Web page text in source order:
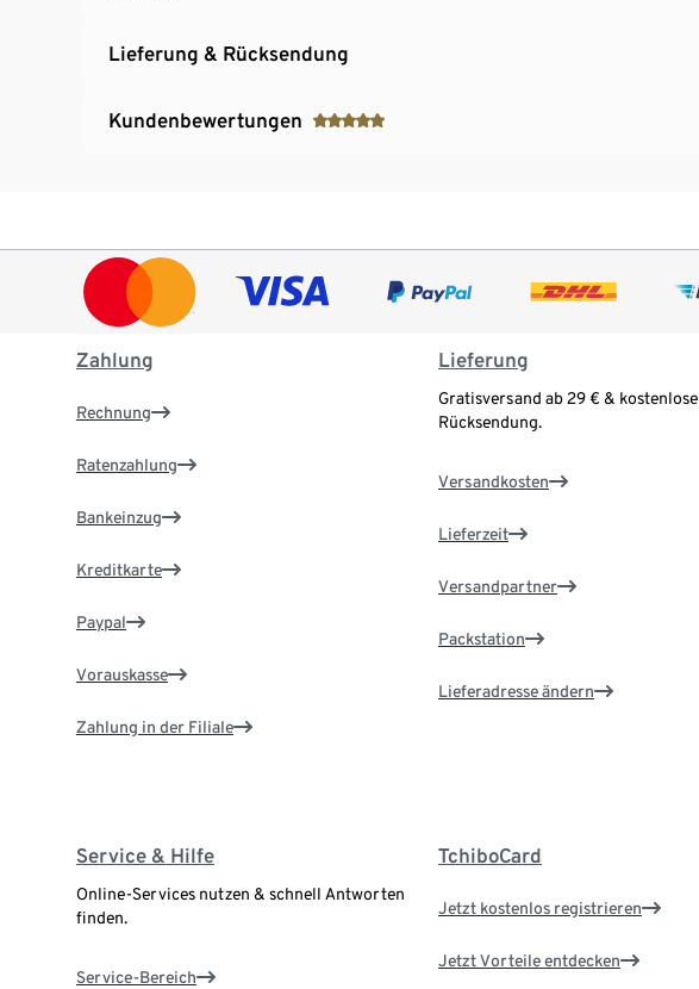
Lieferung & Rücksendung
Kundenbewertungen
Zahlung
Rechnung
Ratenzahlung
Bankeinzug
Kreditkarte
Paypal
Vorauskasse
Zahlung in der Filiale
Lieferung
Gratisversand ab 29 € & kostenlose
Rücksendung.
Versandkosten
Lieferzeit
Versandpartner
Packstation
Lieferadresse ändern
Service & Hilfe
Online-Services nutzen & schnell Antworten
finden.
Service-Bereich
TchiboCard
Jetzt kostenlos registrieren
Jetzt Vorteile entdecken